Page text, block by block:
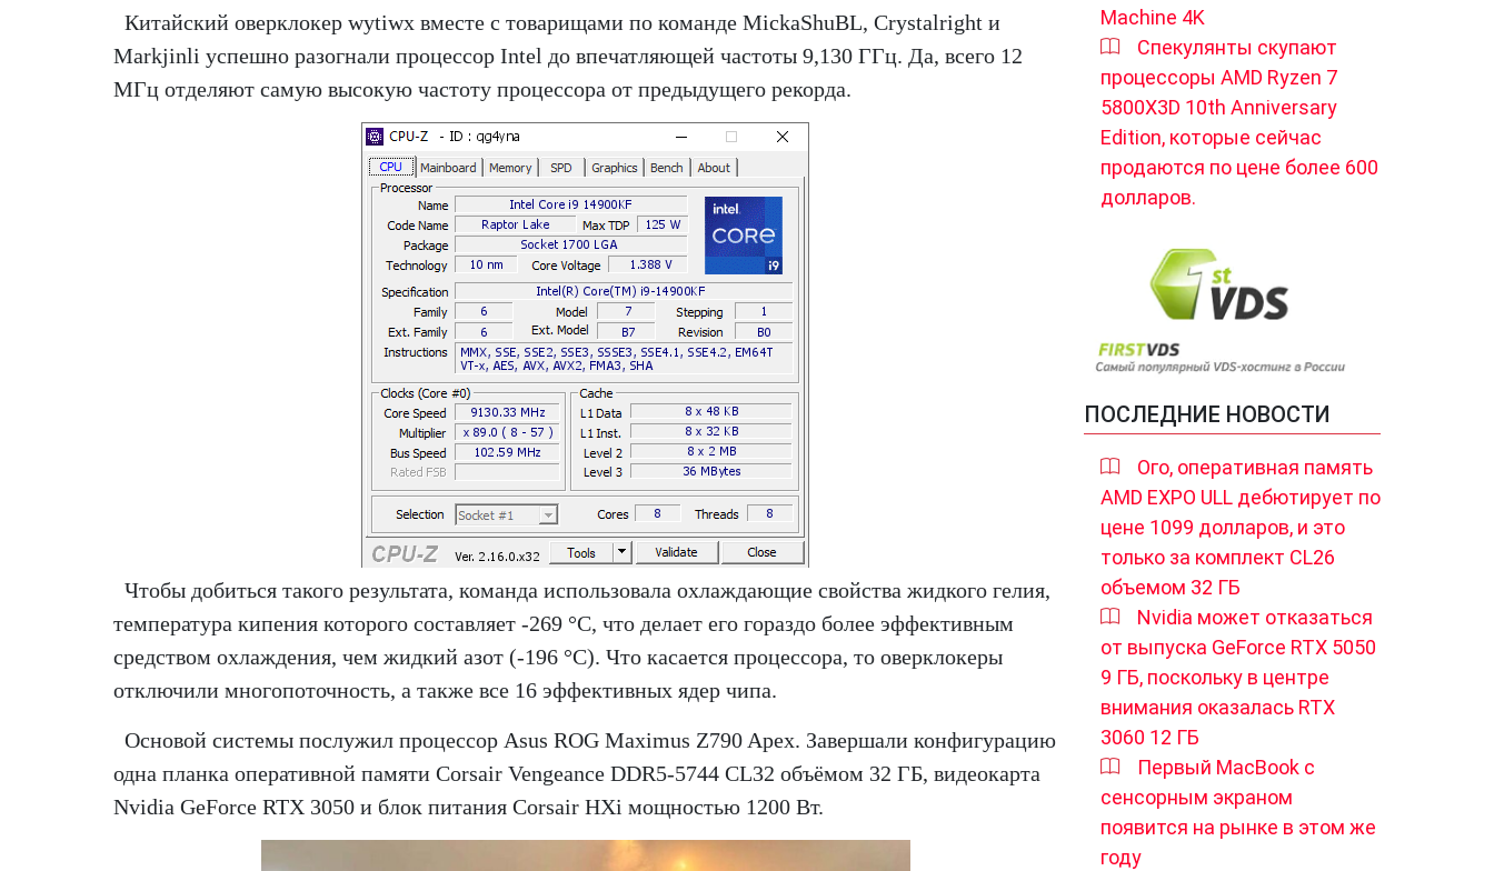
Китайский оверклокер wytiwx вместе с товарищами по команде MickaShuBL, Crystalright и
Markjinli успешно разогнали процессор Intel до впечатляющей частоты 9,130 ГГц. Да, всего 12
МГц отделяют самую высокую частоту процессора от предыдущего рекорда.
Чтобы добиться такого результата, команда использовала охлаждающие свойства жидкого гелия,
температура кипения которого составляет -269 °C, что делает его гораздо более эффективным
средством охлаждения, чем жидкий азот (-196 °C). Что касается процессора, то оверклокеры
отключили многопоточность, а также все 16 эффективных ядер чипа.
Основой системы послужил процессор Asus ROG Maximus Z790 Apex. Завершали конфигурацию
одна планка оперативной памяти Corsair Vengeance DDR5-5744 CL32 объёмом 32 ГБ, видеокарта
Nvidia GeForce RTX 3050 и блок питания Corsair HXi мощностью 1200 Вт.
Machine 4K
Спекулянты скупают
процессоры AMD Ryzen 7
5800X3D 10th Anniversary
Edition, которые сейчас
продаются по цене более 600
долларов.
ПОСЛЕДНИЕ НОВОСТИ
Ого, оперативная память
AMD EXPO ULL дебютирует по
цене 1099 долларов, и это
только за комплект CL26
объемом 32 ГБ
Nvidia может отказаться
от выпуска GeForce RTX 5050
9 ГБ, поскольку в центре
внимания оказалась RTX
3060 12 ГБ
Первый MacBook с
сенсорным экраном
появится на рынке в этом же
году